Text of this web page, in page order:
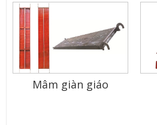
Mâm giàn giáo